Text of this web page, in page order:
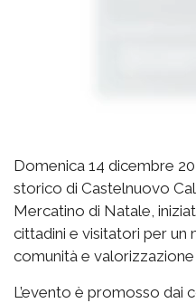
Domenica 14 dicembre
storico di Castelnuovo
Mercatino di Natale,
cittadini e visitatori per un
comunità e
L’evento è promosso dai